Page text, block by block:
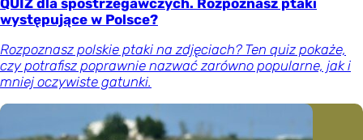
występujące w Polsce?
Rozpoznasz polskie ptaki na zdjęciach? Ten quiz pokaże,
czy potrafisz poprawnie nazwać zarówno popularne, jak i
mniej oczywiste gatunki.